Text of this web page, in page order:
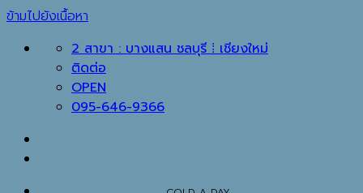
ข้ามไปยังเนื้อหา
2 สาขา : บางแสน ชลบุรี ⁞ เชียงใหม่
ติดต่อ
OPEN
095-646-9366